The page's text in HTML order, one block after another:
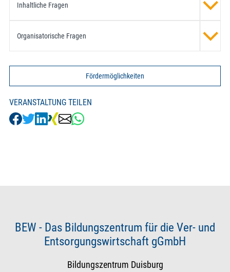
Inhaltliche Fragen
Organisatorische Fragen
Fördermöglichkeiten
VERANSTALTUNG TEILEN
BEW - Das Bildungszentrum für die Ver- und
Entsorgungswirtschaft gGmbH
Bildungszentrum Duisburg